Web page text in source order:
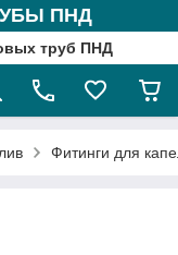
ПНД
труб ПНД
Фитинги для